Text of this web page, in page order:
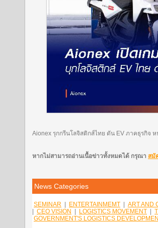
Aionex รุกกรีนโลจิสติกส์ไทย ดัน EV ภาคธุรกิจ
หากไม่สามารถอ่านเนื้อข่าวทั้งหมดได้ กรุณา สมั
News Categories
SEMINAR ENTERTAINMEMT ART AND
CEO VISION LOGISTICS MOVEMENT
GOVERNMENT'S LOGISTICS